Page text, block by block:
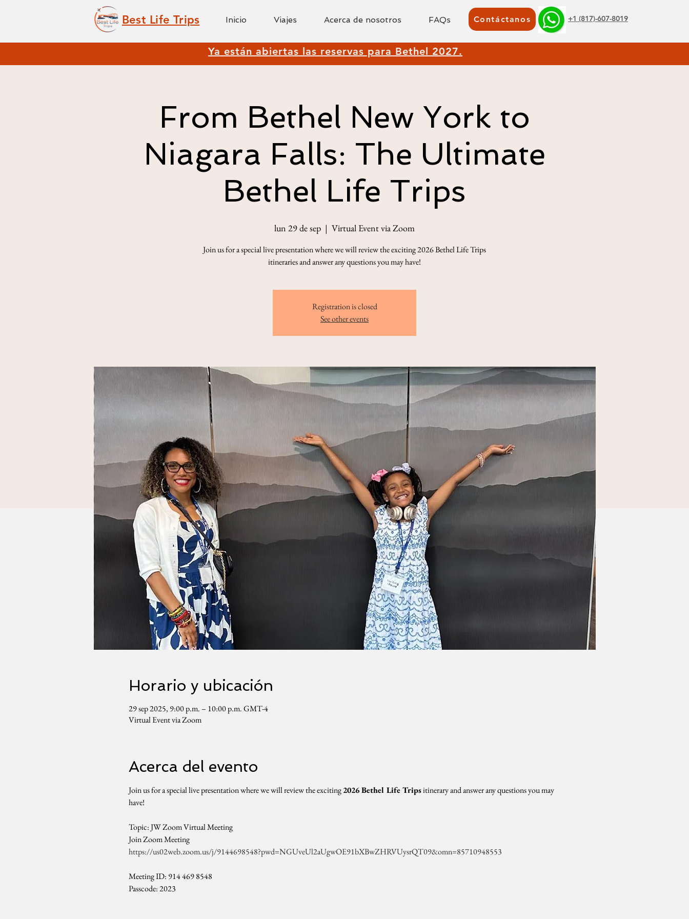
Best Life Trips Inicio Viajes Acerca de nosotros FAQs Contáctanos +1 (817)-607-8019
Ya están abiertas las reservas para Bethel 2027.
From Bethel New York to
Niagara Falls: The Ultimate
Bethel Life Trips
lun 29 de sep
  |
Virtual Event via Zoom
Join us for a special live presentation where we will review the exciting 2026 Bethel Life Trips
itineraries and answer any questions you may have!
Registration is closed
See other events
Horario y ubicación
29 sep 2025, 9:00 p.m. – 10:00 p.m. GMT-4
Virtual Event via Zoom
Acerca del evento
Join us for a special live presentation where we will review the exciting 2026 Bethel Life Trips itinerary and answer any questions you may
have!
Topic: JW Zoom Virtual Meeting
Join Zoom Meeting
https://us02web.zoom.us/j/9144698548?pwd=NGUveUl2aUgwOE91bXBwZHRVUysrQT09&omn=85710948553
Meeting ID: 914 469 8548
Passcode: 2023